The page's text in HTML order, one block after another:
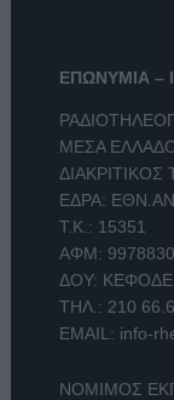
ΕΠΩΝΥΜΙΑ –
ΜΕΣΑ
ΕΔΡΑ:
Τ.Κ.: 15351
ΑΦΜ:
ΔΟΥ: ΚΕΦΟΔΕ
ΤΗΛ.: 210
EMAIL: info-
ΝΟΜΙΜΟΣ